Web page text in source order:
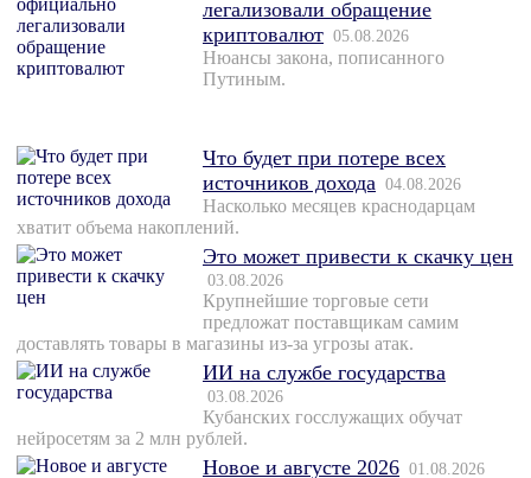
легализовали обращение
криптовалют 05.08.2026
Нюансы закона, пописанного
Путиным.
Что будет при потере всех
источников дохода 04.08.2026
Насколько месяцев краснодарцам
хватит объема накоплений.
Это может привести к скачку цен
03.08.2026
Крупнейшие торговые сети
предложат поставщикам самим
доставлять товары в магазины из-за угрозы атак.
ИИ на службе государства
03.08.2026
Кубанских госслужащих обучат
нейросетям за 2 млн рублей.
Новое и августе 2026 01.08.2026